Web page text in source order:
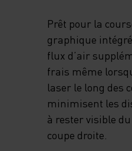
Prêt pour la
graphique
flux d’air
frais même
laser le long des
minimisent les
à rester visible
coupe droite.